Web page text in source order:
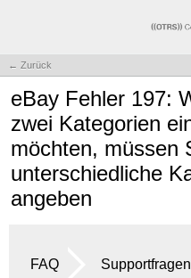
← Zurück
eBay Fehler 197:
zwei Kategorien
möchten, müssen
unterschiedliche
angeben
FAQ Supportfragen